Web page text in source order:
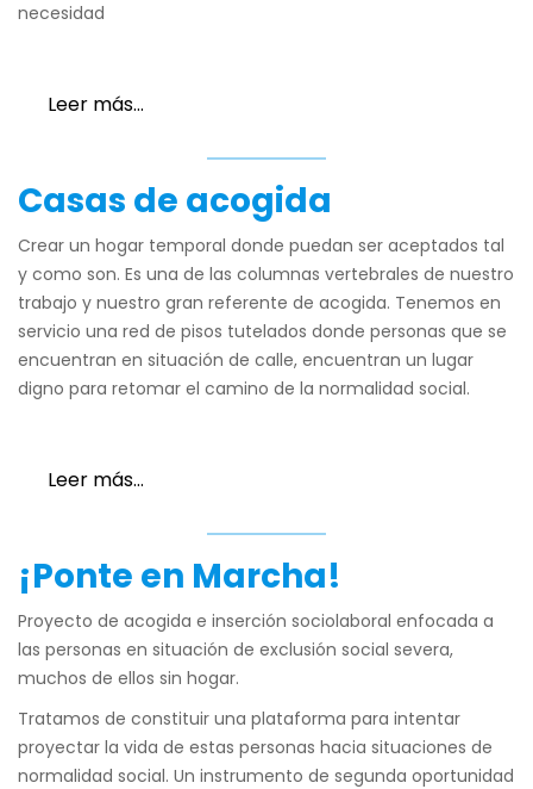
necesidad
Leer más…
Casas de acogida
Crear un hogar temporal donde puedan ser aceptados tal
y como son. Es una de las columnas vertebrales de nuestro
trabajo y nuestro gran referente de acogida. Tenemos en
servicio una red de pisos tutelados donde personas que se
encuentran en situación de calle, encuentran un lugar
digno para retomar el camino de la normalidad social.
Leer más…
¡Ponte en Marcha!
Proyecto de acogida e inserción sociolaboral enfocada a
las personas en situación de exclusión social severa,
muchos de ellos sin hogar.
Tratamos de constituir una plataforma para intentar
proyectar la vida de estas personas hacia situaciones de
normalidad social. Un instrumento de segunda oportunidad